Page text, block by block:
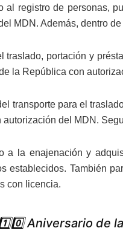
al registro de personas,
MDN. Además, dentro
traslado, portación y
la República con
transporte para el
autorización del MDN.
a la enajenación y
establecidos. También
con licencia.
Aniversario de